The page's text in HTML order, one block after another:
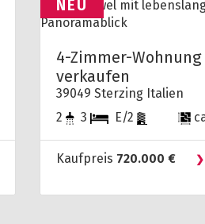
NEU
4-Zimmer-Wohnung
verkaufen
39049 Sterzing Italien
2 3 E/2
Kaufpreis 720.000 €